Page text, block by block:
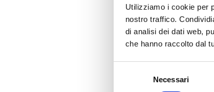
Utilizziamo i cookie per
nostro traffico.
di analisi dei dati web,
che hanno raccolto dal
Necessari
Ogni cinque
compendio
Ogni cinque
Indice